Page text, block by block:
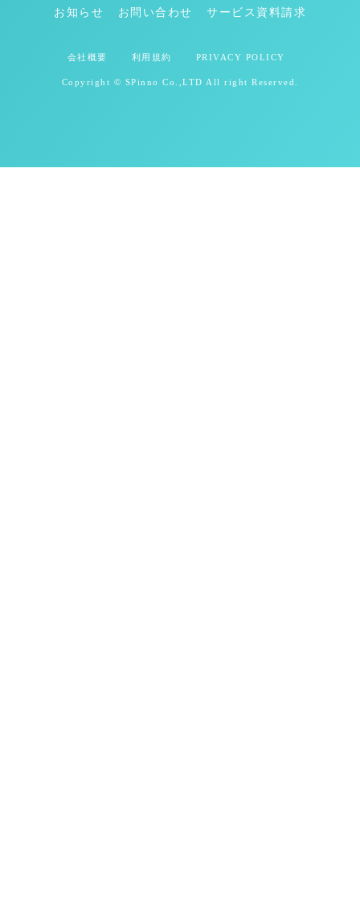
お知らせ
お問い合わせ サービス資料請求
会社概要 利用規約 PRIVACY POLICY
Copyright © SPinno Co.,LTD All right Reserved.